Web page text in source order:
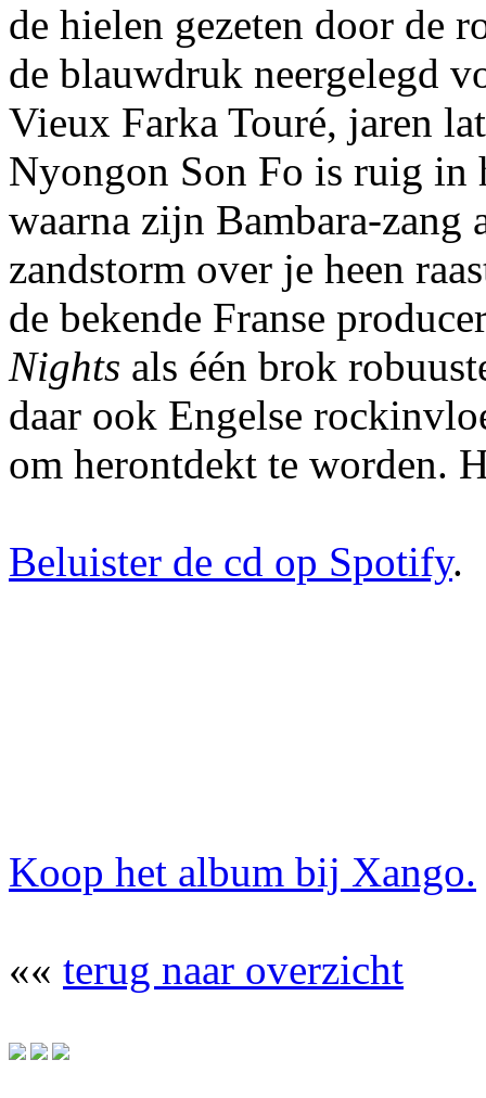
de hielen gezeten door de
de blauwdruk neergelegd
Vieux Farka Touré, jaren
Nyongon Son Fo is ruig in
waarna zijn Bambara-zang
zandstorm over je heen
de bekende Franse
Nights als één brok
daar ook Engelse
om herontdekt te worden.
Beluister de cd op Spotify.
Koop het album bij Xango.
«« terug naar overzicht